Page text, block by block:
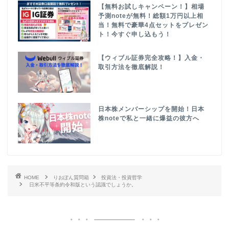
【無料お試しキャンペーン！】相場
予測noteが無料！総額1万円以上相
当！無料で豪華4点セットをプレゼン
ト！今すぐ申し込もう！
【ウィブル証券完全攻略！】入金・
取引方法を徹底解説！
日本株メンバーシップを開始！日本
株noteで私と一緒に爆益の彼方へ
HOME りおぽん質問箱
投資法・投資哲学
日米不平等条約令和版という認識でしょうか。